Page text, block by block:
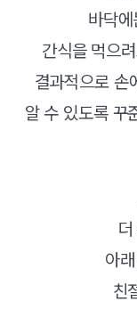
바닥
간식을 먹으
결과적으로 손
알 수 있도록 꾸
아
친